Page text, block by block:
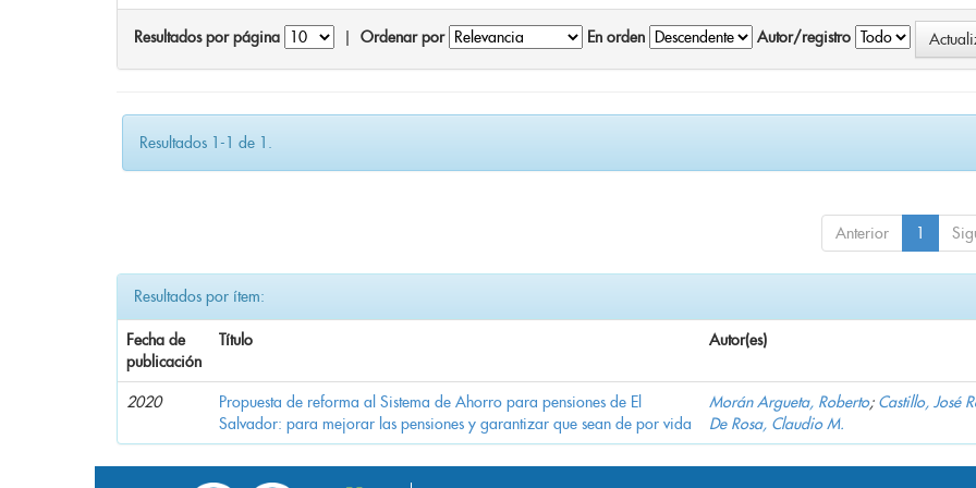
Resultados por página Ordenar por En orden Autor/registro
Resultados 1-1 de 1.
Anterior 1
Resultados por ítem:
Fecha de
publicación
Título Autor(es)
2020
Propuesta de reforma al Sistema de Ahorro para pensiones de El
Salvador: para mejorar las pensiones y garantizar que sean de por vida
Morán Argueta, Roberto; Castillo, José
De Rosa, Claudio M.